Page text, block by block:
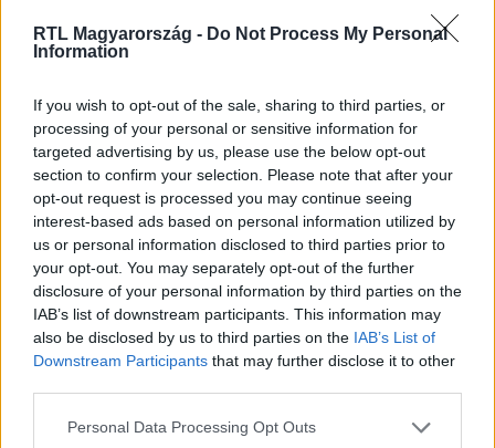
RTL Magyarország - Do Not Process My Personal
Information
If you wish to opt-out of the sale, sharing to third parties, or
processing of your personal or sensitive information for
targeted advertising by us, please use the below opt-out
section to confirm your selection. Please note that after your
opt-out request is processed you may continue seeing
interest-based ads based on personal information utilized by
us or personal information disclosed to third parties prior to
your opt-out. You may separately opt-out of the further
disclosure of your personal information by third parties on the
IAB’s list of downstream participants. This information may
also be disclosed by us to third parties on the IAB’s List of
Downstream Participants that may further disclose it to other
Please note that this website/app uses one or more Google
Personal Data Processing Opt Outs
Kövess minket, és értesülj a friss
hírekről a Facebookon is!
Követem